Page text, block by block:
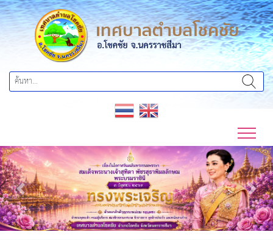
Previous Next